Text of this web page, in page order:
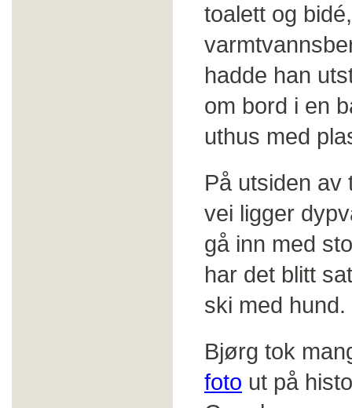
toalett og
hadde han
om bord i en
uthus med
På utsiden av
vei ligger
gå inn med
har det blitt
ski med hund.
Bjørg tok
foto ut på